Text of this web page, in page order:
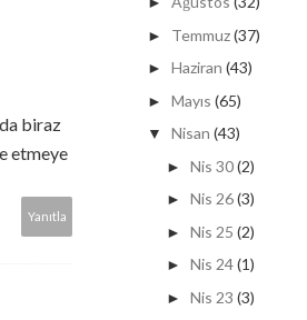
biraz
etmeye
Yanıtla
► Temmuz(37)
► Haziran (43)
► Mayıs (65)
▼ Nisan (43)
► Nis 30 (2)
► Nis 26 (3)
► Nis 25 (2)
► Nis 24 (1)
► Nis 23 (3)